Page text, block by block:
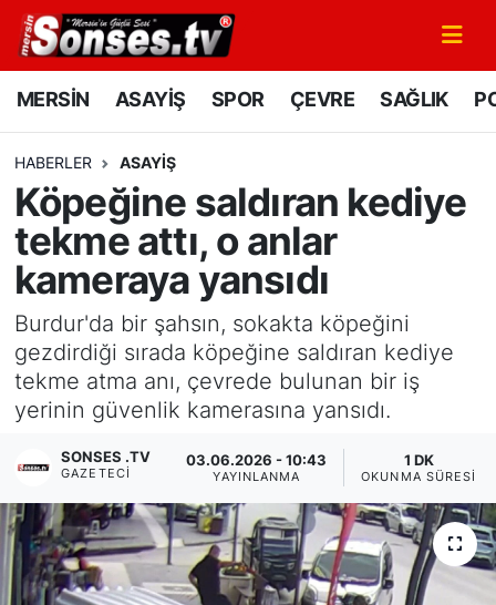
MERSİN ASAYİŞ SPOR ÇEVRE SAĞLIK
HABERLER ASAYİŞ
Köpeğine saldıran kediye
tekme attı, o anlar
kameraya yansıdı
Burdur'da bir şahsın, sokakta köpeğini
gezdirdiği sırada köpeğine saldıran kediye
tekme atma anı, çevrede bulunan bir iş
yerinin güvenlik kamerasına yansıdı.
SONSES .TV
GAZETECI
03.06.2026 - 10:43
YAYINLANMA
1 DK
OKUNMA SÜRESI
MERSİN
SPOR
GÜNÜN MANŞETİ
DÜNYA
KÜLTÜR - SANAT
MAGAZİN
SAĞLIK
Siyaset
YEREL HABER
Mersin Nöbetçi Eczaneler
Mersin Namaz Vakitleri
Mersin Trafik Yoğunluk Haritası
Süper Lig Puan Durumu ve Fikstür
Tüm Manşetler
Son Dakika Haberleri
Haber Arşivi